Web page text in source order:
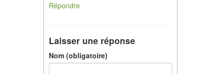
Répondre
Laisser une réponse
Nom (obligatoire)